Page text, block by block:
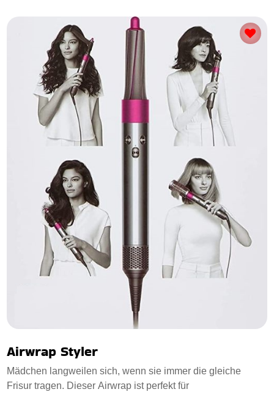
Airwrap Styler
Mädchen langweilen sich, wenn sie immer die gleiche
Frisur tragen. Dieser Airwrap ist perfekt für